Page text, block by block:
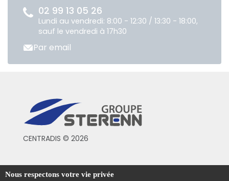
02 99 13 05 26
Lundi au vendredi: 8:00 - 12:30 / 13:30 - 18:00,
sauf le vendredi à 17h30
Par email
CENTRADIS © 2026
Conditions générales de vente
Nous respectons votre vie privée